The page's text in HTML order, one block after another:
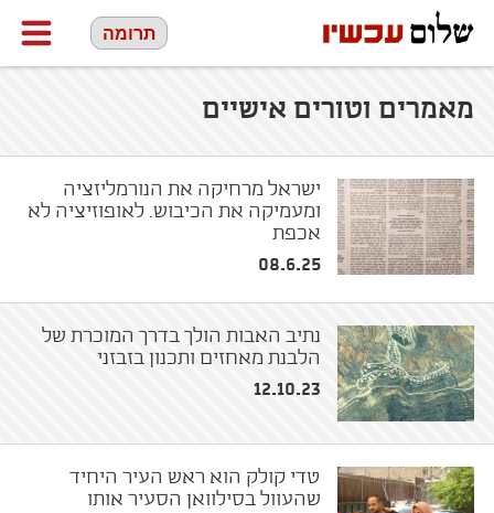
תרומה
מאמרים וטורים אישיים
ישראל מרחיקה את הנורמליזציה
ומעמיקה את הכיבוש. לאופוזיציה לא
אכפת
08.6.25
נתיב האבות הולך בדרך המוכרת של
הלבנת מאחזים ותכנון בזבזני
12.10.23
טדי קולק הוא ראש העיר היחיד
שהעוול בסילוואן הסעיר אותו